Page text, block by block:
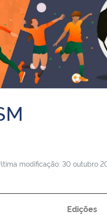
modificação: 30 outubro
Edições